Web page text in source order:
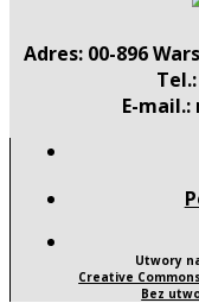
Adres: 00-896
E-
Utwory
Creative
Bez